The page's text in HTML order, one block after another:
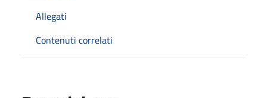
Allegati
Contenuti correlati